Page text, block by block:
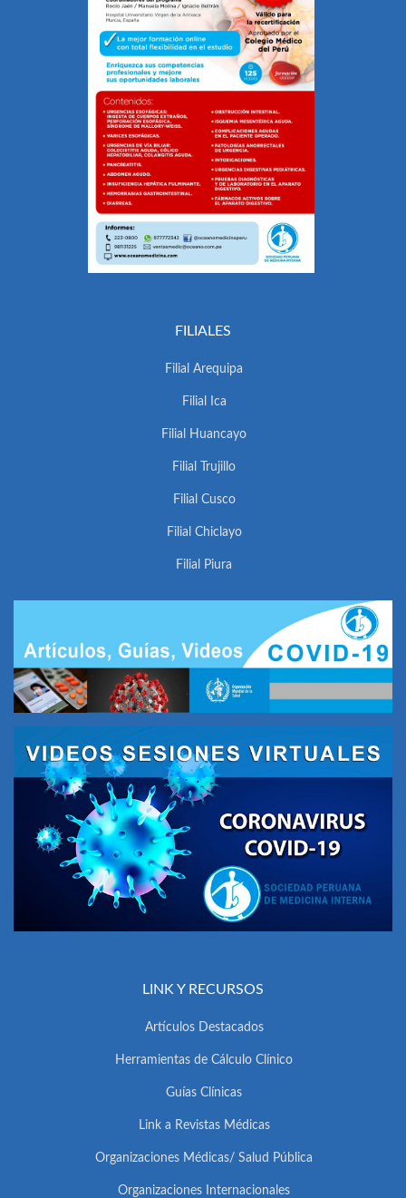
FILIALES
Filial Arequipa
Filial Ica
Filial Huancayo
Filial Trujillo
Filial Cusco
Filial Chiclayo
Filial Piura
LINK Y RECURSOS
Artículos Destacados
Herramientas de Cálculo Clínico
Guías Clínicas
Link a Revistas Médicas
Organizaciones Médicas/ Salud Pública
Organizaciones Internacionales